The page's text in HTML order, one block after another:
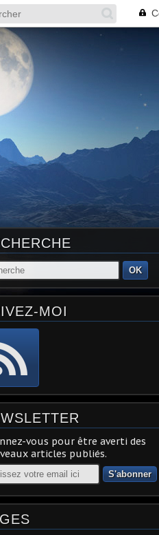
OK
MOI
vous pour être averti des
articles publiés.